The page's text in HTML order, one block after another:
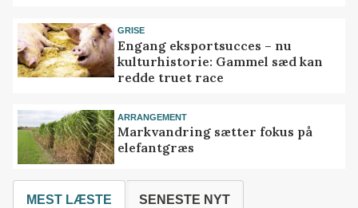
GRISE
Engang eksportsucces – nu
kulturhistorie: Gammel sæd kan
redde truet race
ARRANGEMENT
Markvandring sætter fokus på
elefantgræs
MEST LÆSTE SENESTE NYT